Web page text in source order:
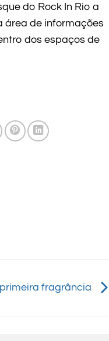
do Rock In Rio a
área de informações
dos espaços de
fragrância